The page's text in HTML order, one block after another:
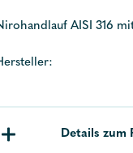
AISI 316
Details zum